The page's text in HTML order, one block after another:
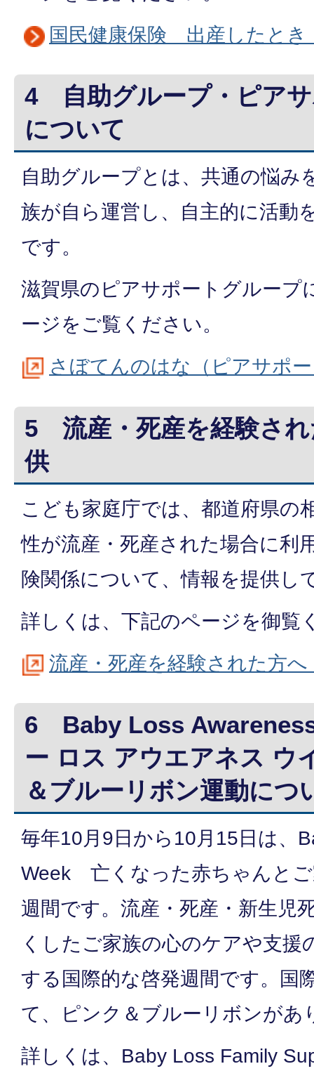
国民健康保険 出産したとき
4 自助グループ・ピア
について
自助グループとは、共通の悩み
族が自ら運営し、自主的に活動
です。
滋賀県のピアサポートグループ
ージをご覧ください。
さぼてんのはな（ピアサポ
5 流産・死産を経験され
供
こども家庭庁では、都道府県の
性が流産・死産された場合に利
険関係について、情報を提供し
詳しくは、下記のページを御覧
流産・死産を経験された方
6 Baby Loss
ー ロス アウエアネス ウ
＆ブルーリボン運動につ
毎年10月9日から10月15日は、
Week 亡くなった赤ちゃんと
週間です。流産・死産・新生児
くしたご家族の心のケアや支援
する国際的な啓発週間です。国
て、ピンク＆ブルーリボンがあ
詳しくは、Baby Loss Family